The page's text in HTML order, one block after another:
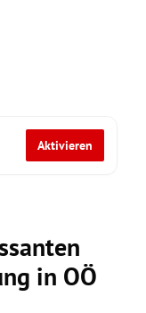
Aktivieren
in OÖ